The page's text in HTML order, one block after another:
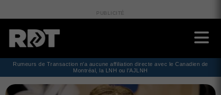
PUBLICITÉ
Rumeurs de Transaction n'a aucune affiliation directe avec le Canadien de
Montréal, la LNH ou l'AJLNH